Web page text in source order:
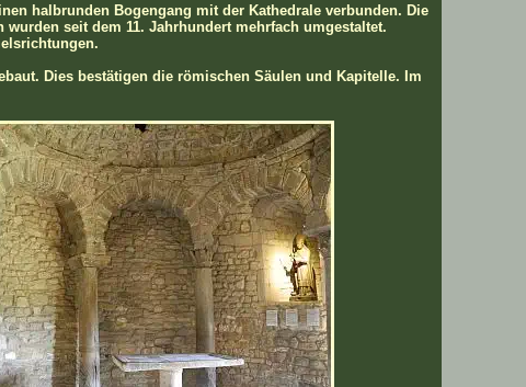
halbrunden Bogengang mit der Kathedrale verbunden. Die
seit dem 11. Jahrhundert mehrfach umgestaltet.
Dies bestätigen die römischen Säulen und Kapitelle. Im